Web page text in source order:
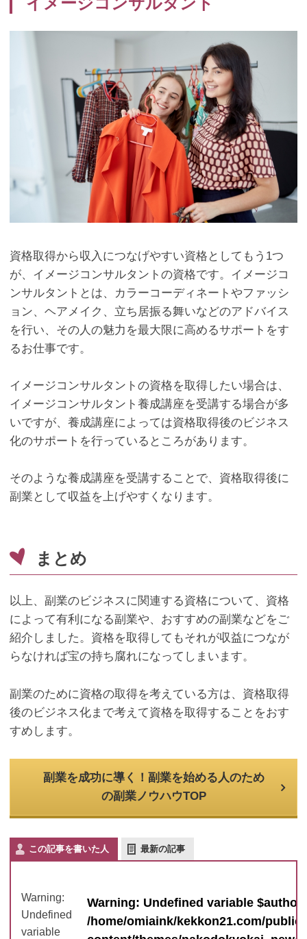
資格取得から収入につなげやすい資格としてもう 1つ
が、イメージコンサルタントの資格です。イメージコ
ンサルタントとは、カラーコーディネートやファッシ
ョン、ヘアメイク、立ち居振る舞いなどのアドバイス
を行い、その人の魅力を最大限に高めるサポートをす
るお仕事です。
イメージコンサルタントの資格を取得したい場合は、
イメージコンサルタント養成講座を受講する場合が多
いですが、養成講座によっては資格取得後のビジネス
化のサポートを行っているところがあります。
そのような養成講座を受講することで、資格取得後に
副業として収益を上げやすくなります。
まとめ
以上、副業のビジネスに関連する資格について、資格
によって有利になる副業や、おすすめの副業などをご
紹介しました。資格を取得してもそれが収益につなが
らなければ宝の持ち腐れになってしまいます。
副業のために資格の取得を考えている方は、資格取得
後のビジネス化まで考えて資格を取得することをおす
すめします。
副業を成功に導く！副業を始める人のため
の副業ノウハウTOP
この記事を書いた人 最新の記事
Warning:
Undefined
variable
Warning: Undefined variable
/home/omiaink/kekkon21.com/